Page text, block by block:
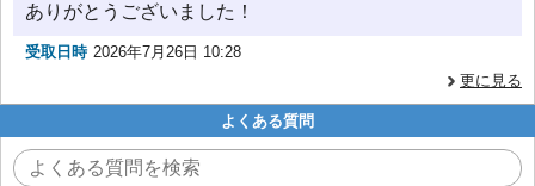
ありがとうございました！
受取日時 2026年7月26日 10:28
更に見る
よくある質問